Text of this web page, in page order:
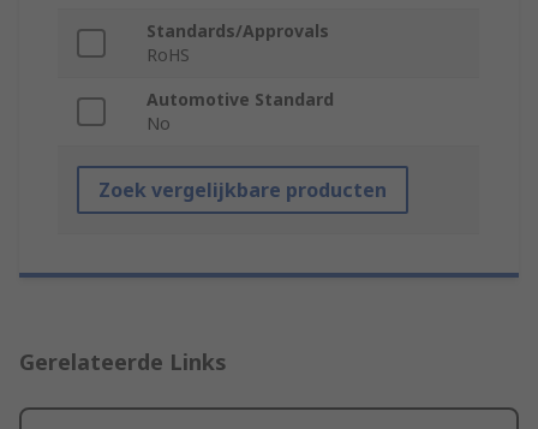
Standards/Approvals
RoHS
Automotive Standard
No
Zoek vergelijkbare producten
Gerelateerde Links